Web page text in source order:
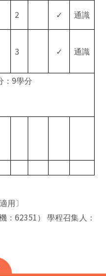
2 ✓ 通識
3 ✓ 通識
9學分
用〕
： 62351 ）
學程召集人：